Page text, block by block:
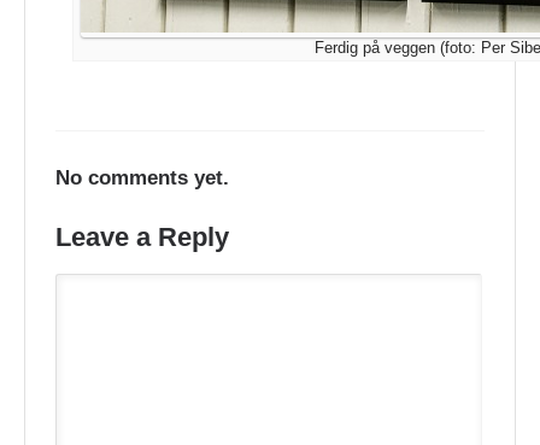
Ferdig på veggen (foto: Per
No comments yet.
Leave a Reply